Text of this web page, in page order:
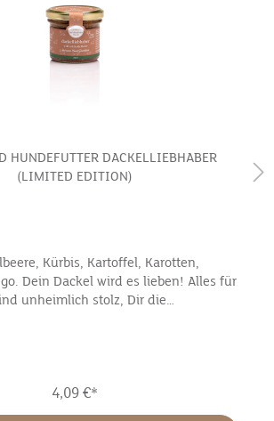
HUNDEFUTTER DACKELLIEBHABER
(LIMITED EDITION)
Kürbis, Kartoffel, Karotten,
Dein Dackel wird es lieben! Alles für
unheimlich stolz, Dir die
Bedarf klitzekleiner Hunde
Dackel hat eine verhältnismäßig
4,09 €*